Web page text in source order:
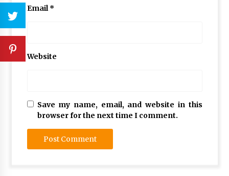
Email*
Website
Save my name, email, and website in this
browser for the next time I comment.